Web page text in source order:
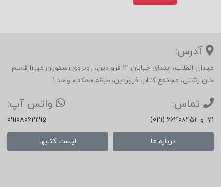
آدرس:
میدان انقلاب، ابتدای خیابان 12 فروردین، روبروی رستوران میرزا قاسم
خان رشتی، مجتمع کتاب فروردین، طبقه همکف، واحد 1
تماس:
(021) 66408251 و 71
واتس آپ:
09108062295
درباره ما لیست کتابها